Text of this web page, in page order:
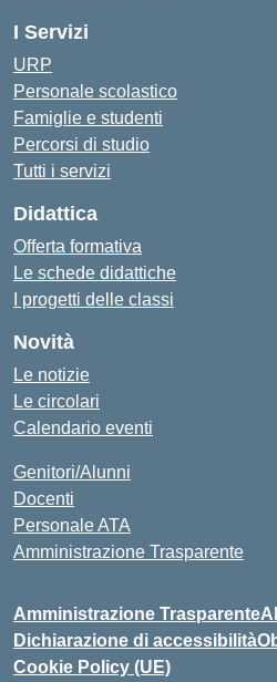
I Servizi
URP
Personale scolastico
Famiglie e studenti
Percorsi di studio
Tutti i servizi
Didattica
Offerta formativa
Le schede didattiche
I progetti delle classi
Novità
Le notizie
Le circolari
Calendario eventi
Genitori/Alunni
Docenti
Personale ATA
Amministrazione Trasparente
Amministrazione Trasparente
Dichiarazione di accessibilità
Cookie Policy (UE)